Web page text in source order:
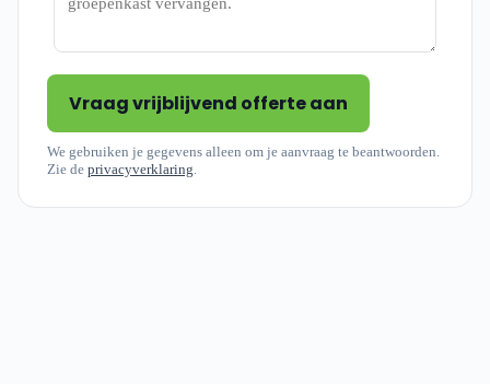
Vraag vrijblijvend offerte aan
We gebruiken je gegevens alleen om je aanvraag te beantwoorden.
Zie de privacyverklaring